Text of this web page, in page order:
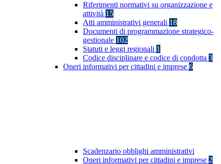
Riferimenti normativi su organizzazione e
attività 15
Atti amministrativi generali 18
Documenti di programmazione strategico-
gestionale 102
Statuti e leggi regionali 1
Codice disciplinare e codice di condotta 3
Oneri informativi per cittadini e imprese 6
Scadenzario obblighi amministrativi
Oneri informativi per cittadini e imprese 2